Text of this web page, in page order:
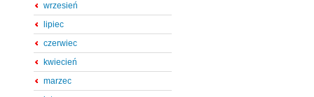
wrzesień
lipiec
czerwiec
kwiecień
marzec